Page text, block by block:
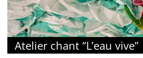
Atelier chant “L’eau vive”